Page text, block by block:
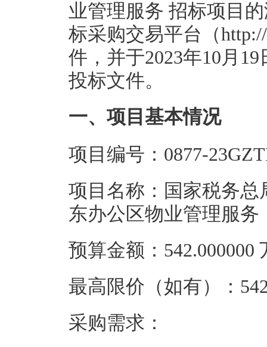
业管理服务 招标项目
标采购交易平台（
件，并于2023年10月
投标文件。
一、项目基本情况
项目编号：0877-
项目名称：国家税务总
东办公区物业管理服务
预算金额：542.000000
最高限价（如有）：
采购需求：